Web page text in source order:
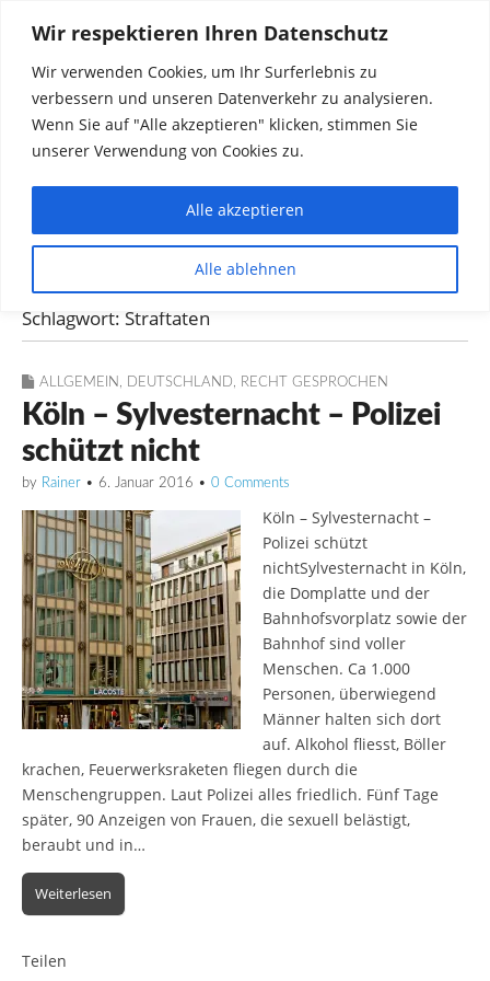
Wir respektieren Ihren Datenschutz
Wir verwenden Cookies, um Ihr Surferlebnis zu
verbessern und unseren Datenverkehr zu analysieren.
Wenn Sie auf "Alle akzeptieren" klicken, stimmen Sie
unserer Verwendung von Cookies zu.
Alle ablehnen
Alle akzeptieren
Rainer in Krawickel
Dinge die mich interessieren diskutieren
Schlagwort: Straftaten
ALLGEMEIN , DEUTSCHLAND, RECHT GESPROCHEN
Köln – Sylvesternacht – Polizei
schützt nicht
by Rainer • 6. Januar 2016 • 0 Comments
Köln – Sylvesternacht –
Polizei schützt
nichtSylvesternacht in Köln,
die Domplatte und der
Bahnhofsvorplatz sowie der
Bahnhof sind voller
Menschen. Ca 1.000
Personen, überwiegend
Männer halten sich dort
auf. Alkohol fliesst, Böller
krachen, Feuerwerksraketen fliegen durch die
Menschengruppen. Laut Polizei alles friedlich. Fünf Tage
später, 90 Anzeigen von Frauen, die sexuell belästigt,
beraubt und in…
Weiterlesen
Teilen